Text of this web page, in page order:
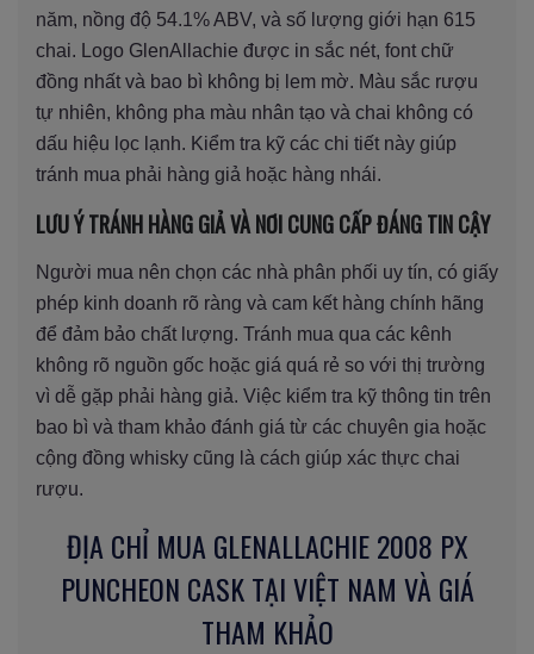
năm, nồng độ 54.1% ABV, và số lượng giới hạn 615
chai. Logo GlenAllachie được in sắc nét, font chữ
đồng nhất và bao bì không bị lem mờ. Màu sắc rượu
tự nhiên, không pha màu nhân tạo và chai không có
dấu hiệu lọc lạnh. Kiểm tra kỹ các chi tiết này giúp
tránh mua phải hàng giả hoặc hàng nhái.
LƯU Ý TRÁNH HÀNG GIẢ VÀ NƠI CUNG CẤP ĐÁNG TIN CẬY
Người mua nên chọn các nhà phân phối uy tín, có giấy
phép kinh doanh rõ ràng và cam kết hàng chính hãng
để đảm bảo chất lượng. Tránh mua qua các kênh
không rõ nguồn gốc hoặc giá quá rẻ so với thị trường
vì dễ gặp phải hàng giả. Việc kiểm tra kỹ thông tin trên
bao bì và tham khảo đánh giá từ các chuyên gia hoặc
cộng đồng whisky cũng là cách giúp xác thực chai
rượu.
ĐỊA CHỈ MUA GLENALLACHIE 2008 PX
PUNCHEON CASK TẠI VIỆT NAM VÀ GIÁ
THAM KHẢO